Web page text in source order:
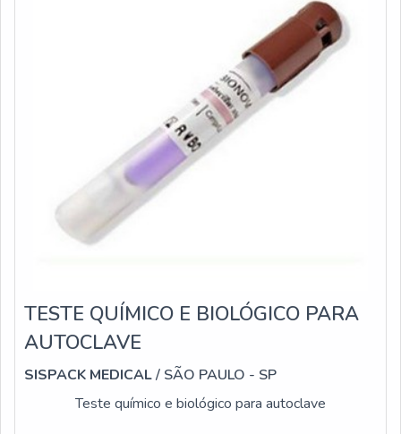
TESTE QUÍMICO E BIOLÓGICO PARA
AUTOCLAVE
SISPACK MEDICAL/ SÃO PAULO - SP
Teste químico e biológico para autoclave